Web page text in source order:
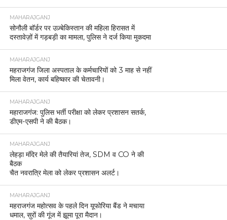
MAHARAJGANJ
सोनौली बॉर्डर पर उज़्बेकिस्तान की महिला हिरासत में
दस्तावेज़ों में गड़बड़ी का मामला, पुलिस ने दर्ज किया मुकदमा
MAHARAJGANJ
महराजगंज जिला अस्पताल के कर्मचारियों को 3 माह से नहीं
मिला वेतन, कार्य बहिष्कार की चेतावनी।
MAHARAJGANJ
महाराजगंज: पुलिस भर्ती परीक्षा को लेकर प्रशासन सतर्क,
डीएम-एसपी ने की बैठक।
MAHARAJGANJ
लेहड़ा मंदिर मेले की तैयारियां तेज, SDM व CO ने की
बैठक
चैत नवरात्रि मेला को लेकर प्रशासन अलर्ट।
MAHARAJGANJ
महराजगंज महोत्सव के पहले दिन यूफोरिया बैंड ने मचाया
धमाल, सुरों की गूंज में झूमा पूरा मैदान।